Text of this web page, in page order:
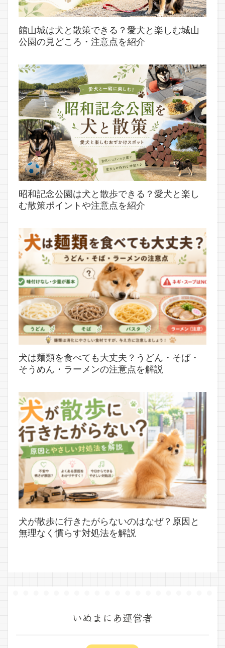
館山城は犬と散策できる？愛犬と楽しむ城山
公園の見どころ・注意点を紹介
昭和記念公園は犬と散歩できる？愛犬と楽し
む散策ポイントや注意点を紹介
犬は麺類を食べても大丈夫？うどん・そば・
そうめん・ラーメンの注意点を解説
犬が散歩に行きたがらないのはなぜ？原因と
無理なく慣らす対処法を解説
いぬまにあ運営者